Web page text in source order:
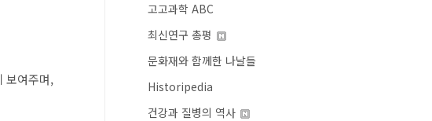
보여주며,
고고과학 ABC
최신연구 총평
문화재와 함께한 나날들
Historipedia
건강과 질병의 역사